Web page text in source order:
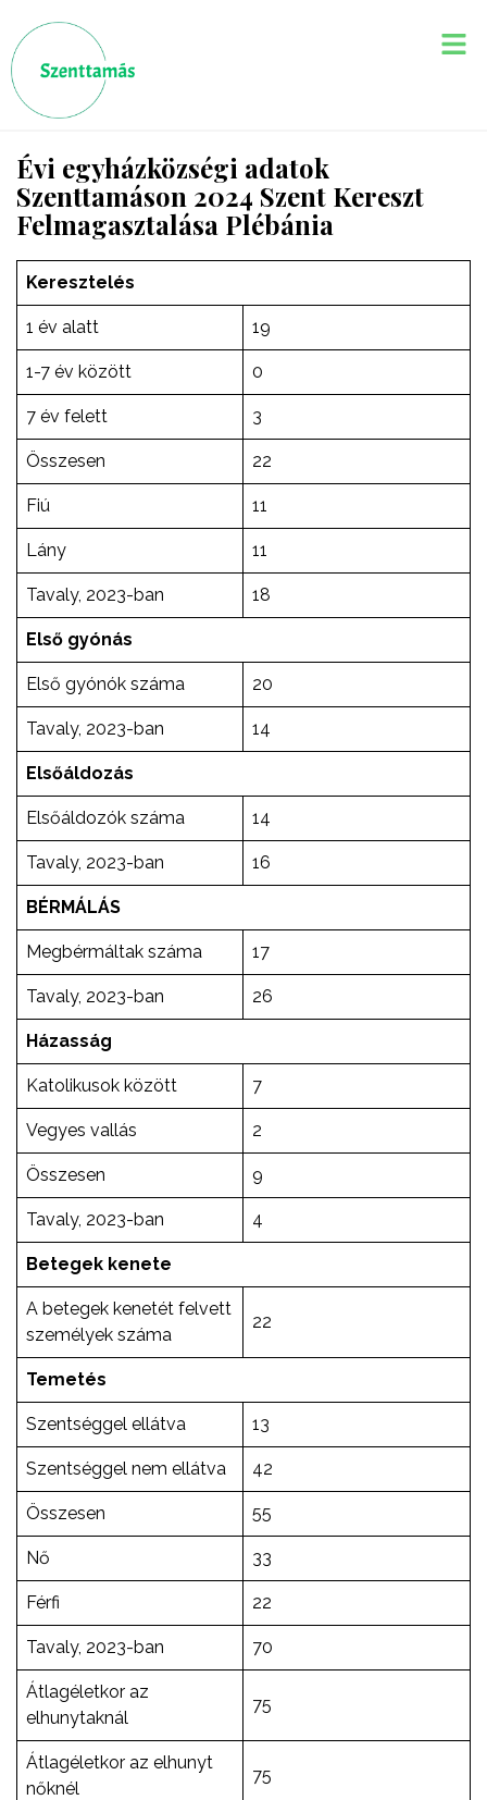
Évi egyházközségi adatok
Szenttamáson 2024 Szent Kereszt
Felmagasztalása Plébánia
Keresztelés
1 év alatt 19
1-7 év között 0
7 év felett 3
Összesen 22
Fiú 11
Lány 11
Tavaly, 2023-ban 18
Első gyónás
Első gyónók száma 20
Tavaly, 2023-ban 14
Elsőáldozás
Elsőáldozók száma 14
Tavaly, 2023-ban 16
BÉRMÁLÁS
Megbérmáltak száma 17
Tavaly, 2023-ban 26
Házasság
Katolikusok között 7
Vegyes vallás 2
Összesen 9
Tavaly, 2023-ban 4
Betegek kenete
A betegek kenetét felvett
személyek száma
22
Temetés
Szentséggel ellátva 13
Szentséggel nem ellátva 42
Összesen 55
Nő 33
Férfi 22
Tavaly, 2023-ban 70
Átlagéletkor az
elhunytaknál
75
Átlagéletkor az elhunyt
nőknél
75